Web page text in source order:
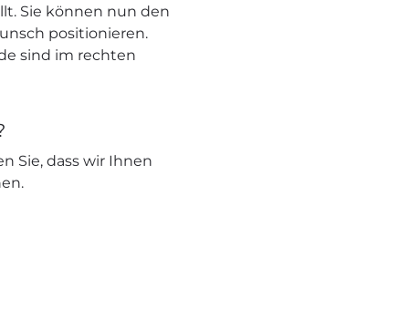
Sie können nun den
positionieren.
sind im rechten
Sie, dass wir Ihnen